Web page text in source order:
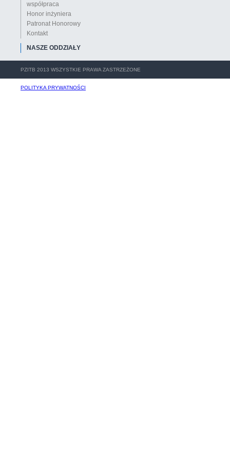
współpraca
Honor inżyniera
Patronat Honorowy
Kontakt
NASZE ODDZIAŁY
PZITB 2013 WSZYSTKIE PRAWA ZASTRZEŻONE
POLITYKA PRYWATNOŚCI